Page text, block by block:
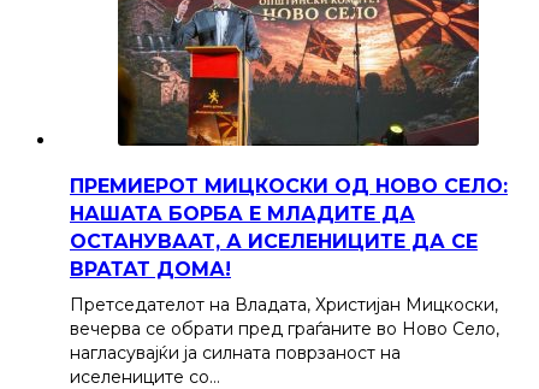
ПРЕМИЕРОТ МИЦКОСКИ ОД НОВО СЕЛО:
НАШАТА БОРБА Е МЛАДИТЕ ДА
ОСТАНУВААТ, А ИСЕЛЕНИЦИТЕ ДА СЕ
ВРАТАТ ДОМА!
Претседателот на Владата, Христијан Мицкоски,
вечерва се обрати пред граѓаните во Ново Село,
нагласувајќи ја силната поврзаност на
иселениците со…